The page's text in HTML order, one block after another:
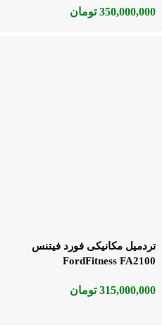
350,000,000 تومان
تردمیل مکانیکی فورد فیتنس
FordFitness FA2100
315,000,000 تومان